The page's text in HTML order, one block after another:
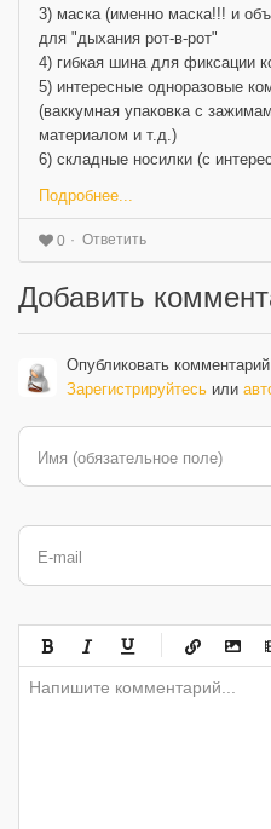
3) маска (именно маска!!! и
для "дыхания рот-в-рот"
4) гибкая шина для фиксации
5) интересные одноразовые
(ваккумная упаковка с
материалом и т.д.)
6) складные носилки (с
Подробнее...
0 Ответить
Добавить
Опубликовать
Зарегистрируйтесь или
Имя (обязательное поле)
E-mail
-